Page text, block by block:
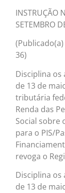
INSTRUÇÃO
SETEMBRO
36)
Disciplina os
de 13 de
tributária
Renda das
Social sobre
para o PIS/
revoga o
Disciplina os
de 13 de